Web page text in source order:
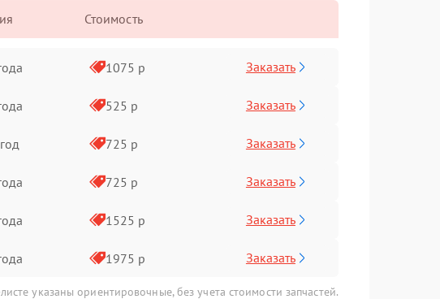
Стоимость
1075 р Заказать
525 р Заказать
725 р Заказать
725 р Заказать
1525 р Заказать
1975 р Заказать
указаны ориентировочные, без учета стоимости запчастей.